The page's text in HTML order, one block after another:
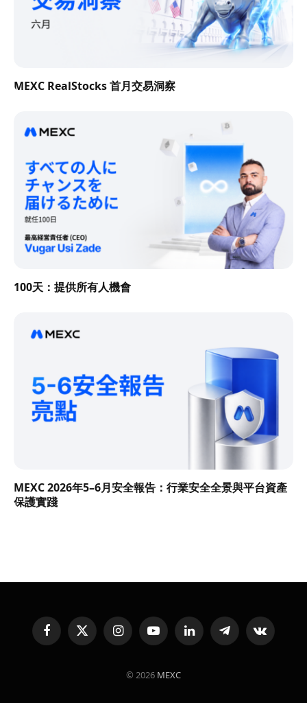
MEXC RealStocks 首月交易洞察
100天：提供所有人機會
MEXC 2026年5–6月安全報告：行業安全全景與平台資產
保護實踐
FacebookX
(Twitter)
InstagramYouTubeLinkedInTelegramVKontakte
© 2026 MEXC